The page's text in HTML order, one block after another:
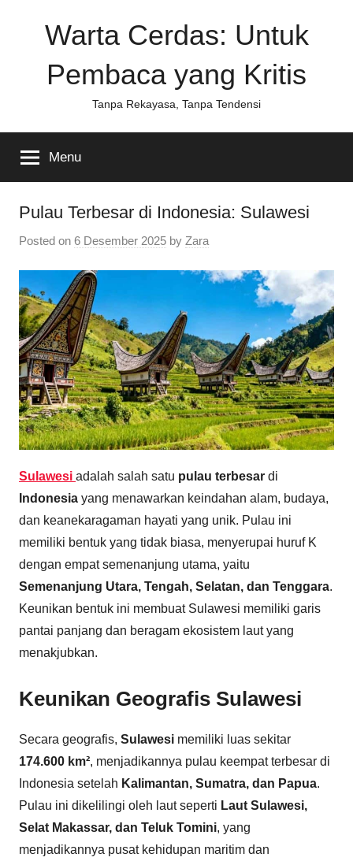
Warta Cerdas: Untuk
Pembaca yang Kritis
Tanpa Rekayasa, Tanpa Tendensi
Menu
Pulau Terbesar di Indonesia: Sulawesi
Posted on 6 Desember 2025 by Zara
Sulawesi adalah salah satu pulau terbesar di
Indonesia yang menawarkan keindahan alam, budaya,
dan keanekaragaman hayati yang unik. Pulau ini
memiliki bentuk yang tidak biasa, menyerupai huruf K
dengan empat semenanjung utama, yaitu
Semenanjung Utara, Tengah, Selatan, dan Tenggara.
Keunikan bentuk ini membuat Sulawesi memiliki garis
pantai panjang dan beragam ekosistem laut yang
menakjubkan.
Keunikan Geografis Sulawesi
Secara geografis, Sulawesi memiliki luas sekitar
174.600 km², menjadikannya pulau keempat terbesar di
Indonesia setelah Kalimantan, Sumatra, dan Papua.
Pulau ini dikelilingi oleh laut seperti Laut Sulawesi,
Selat Makassar, dan Teluk Tomini, yang
menjadikannya pusat kehidupan maritim dan